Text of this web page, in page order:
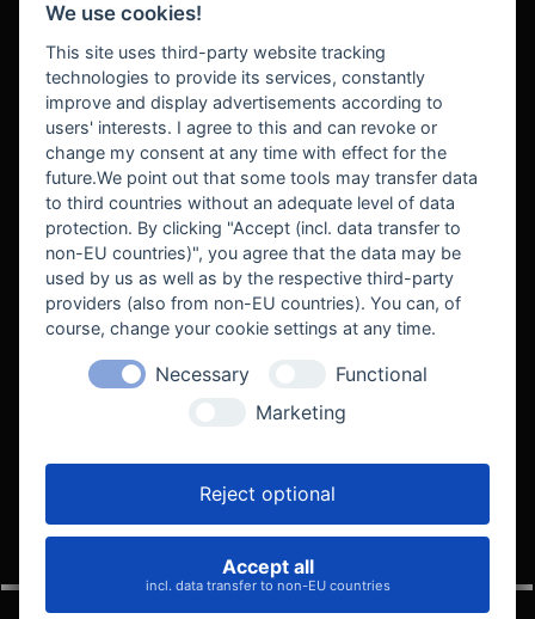
BEKANNT AUS
VELOCITY AUTOMOTIVE
We use cookies!
This site uses third-party website tracking
technologies to provide its services, constantly
improve and display advertisements according to
users' interests. I agree to this and can revoke or
change my consent at any time with effect for the
future.We point out that some tools may transfer data
to third countries without an adequate level of data
protection. By clicking "Accept (incl. data transfer to
non-EU countries)", you agree that the data may be
used by us as well as by the respective third-party
providers (also from non-EU countries). You can, of
course, change your cookie settings at any time.
Necessary
Functional
Marketing
Reject optional
Accept all
incl. data transfer to non-EU countries